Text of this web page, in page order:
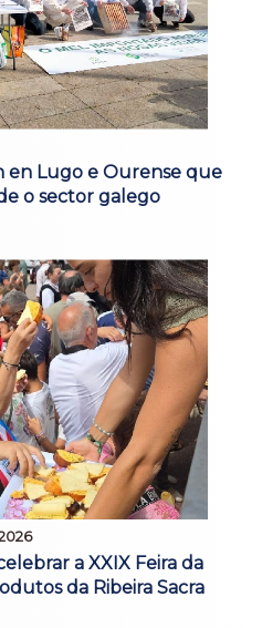
Lugo e Ourense que
o sector galego
a XXIX Feira da
da Ribeira Sacra